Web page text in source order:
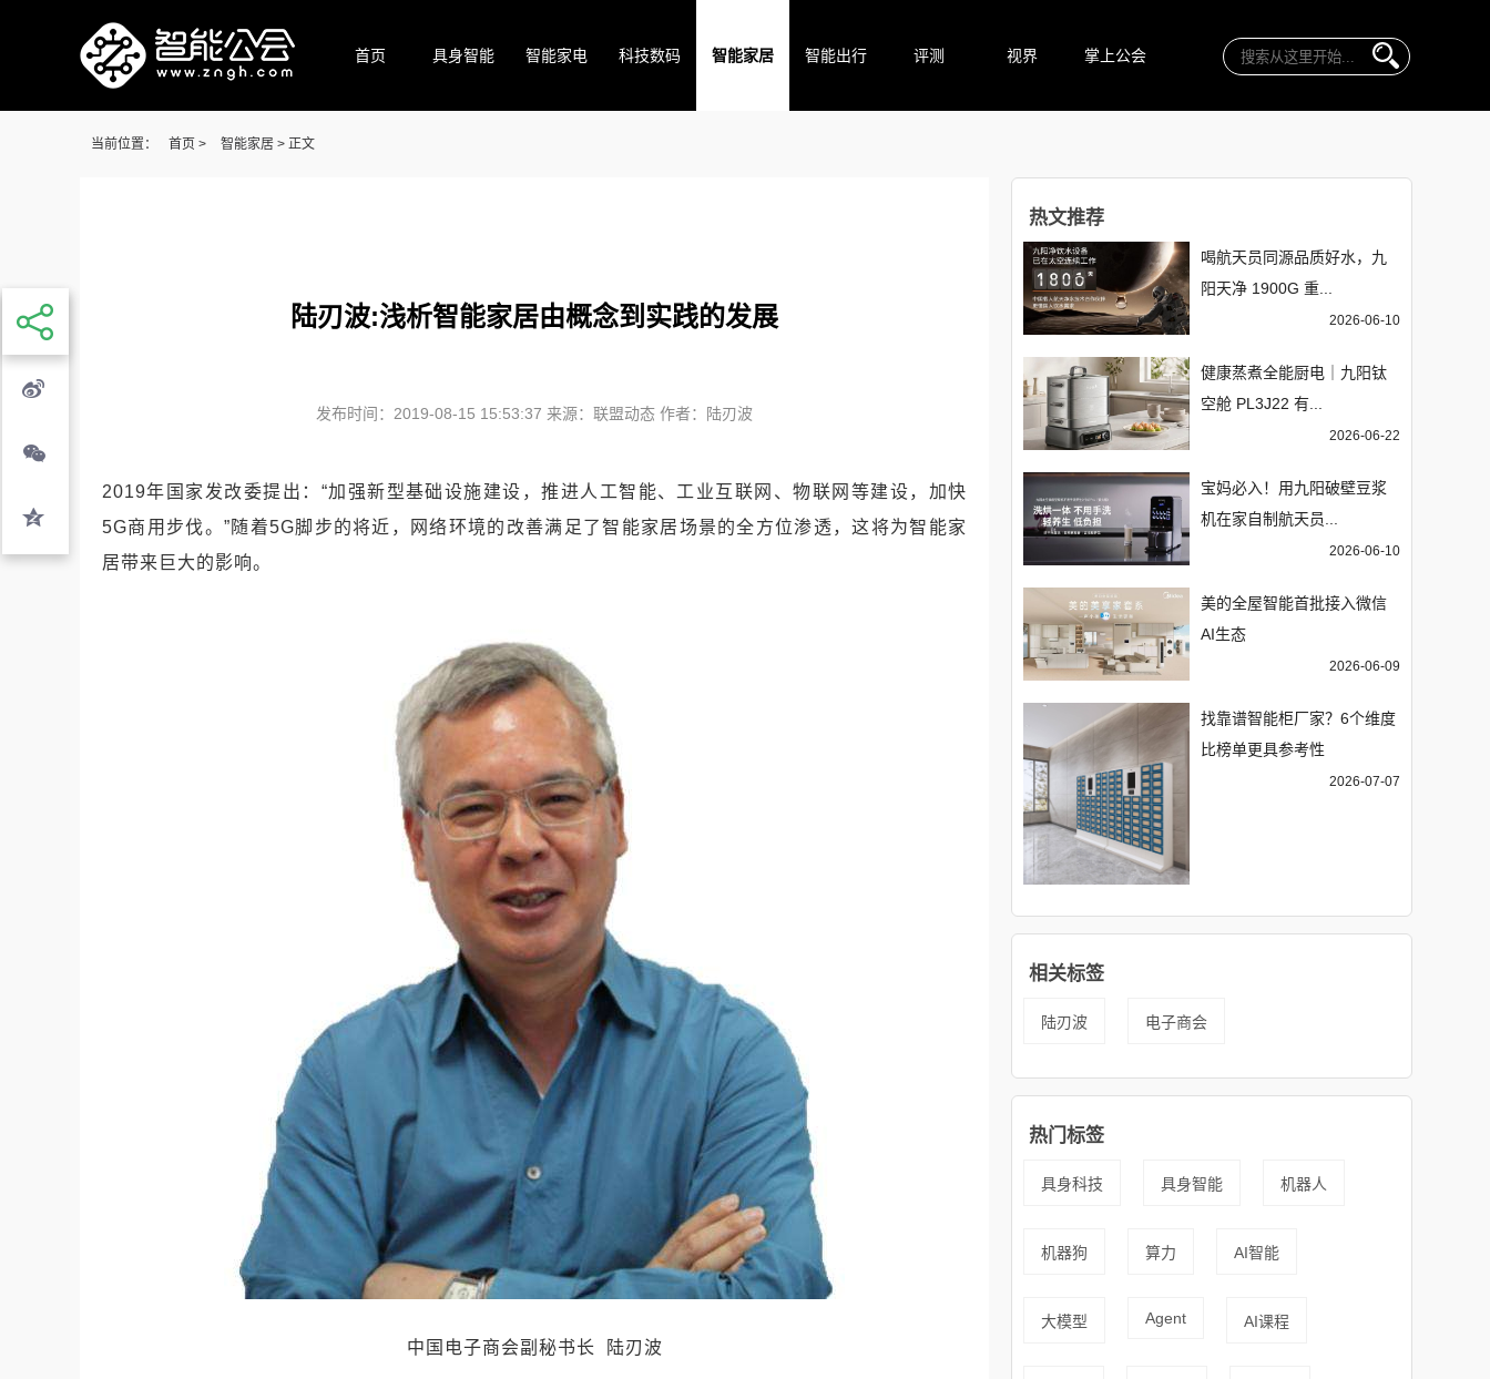
首页 具身智能 智能家电 科技数码 智能家居 智能出行 评测 视界 掌上公会
当前位置： 首页 > 智能家居 > 正文
陆刃波:浅析智能家居由概念到实践的发展
发布时间：2019-08-15 15:53:37 来源：联盟动态 作者：陆刃波
2019年国家发改委提出：“加强新型基础设施建设，推进人工智能、工业互联网、物联网等建设，加快
5G商用步伐。”随着5G脚步的将近，网络环境的改善满足了智能家居场景的全方位渗透，这将为智能家
居带来巨大的影响。
中国电子商会副秘书长 陆刃波
热文推荐
喝航天员同源品质好水，九
阳天净 1900G 重...
2026-06-10
健康蒸煮全能厨电｜九阳钛
空舱 PL3J22 有...
2026-06-22
宝妈必入！用九阳破壁豆浆
机在家自制航天员...
2026-06-10
美的全屋智能首批接入微信
AI生态
2026-06-09
找靠谱智能柜厂家？6个维度
比榜单更具参考性
2026-07-07
相关标签
陆刃波 电子商会
热门标签
具身科技 具身智能 机器人
机器狗 算力 AI智能
大模型 Agent AI课程